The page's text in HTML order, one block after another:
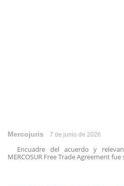
Mercojuris 7 de junio de 2026
Encuadre del acuerdo y
MERCOSUR Free Trade Agreement